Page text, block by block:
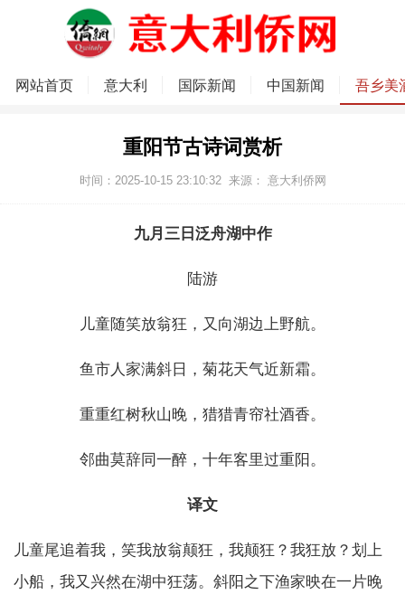
网站首页 意大利 国际新闻 中国新闻 吾乡美
重阳节古诗词赏析
时间：2025-10-15 23:10:32 来源： 意大利侨网
九月三日泛舟湖中作
陆游
儿童随笑放翁狂，又向湖边上野航。
鱼市人家满斜日，菊花天气近新霜。
重重红树秋山晚，猎猎青帘社酒香。
邻曲莫辞同一醉，十年客里过重阳。
译文
儿童尾追着我，笑我放翁颠狂，我颠狂？我狂放？划上
小船，我又兴然在湖中狂荡。斜阳之下渔家映在一片晚